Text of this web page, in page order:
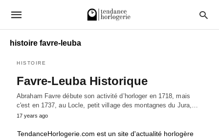
histoire favre-leuba
HISTOIRE
Favre-Leuba Historique
Abraham Favre débute son activité d’horloger en 1718, mais
c'est en 1737, au Locle, petit village des montagnes du Jura,…
17 years ago
TendanceHorlogerie.com est un site d'actualité horlogère